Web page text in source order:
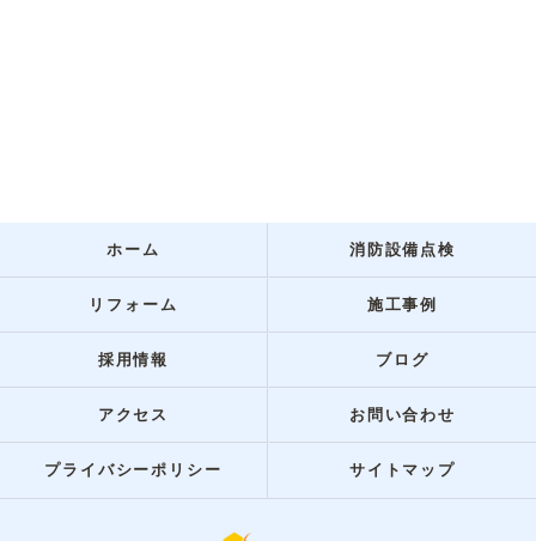
ホーム 消防設備点検
リフォーム 施工事例
採用情報 ブログ
アクセス お問い合わせ
プライバシーポリシー サイトマップ